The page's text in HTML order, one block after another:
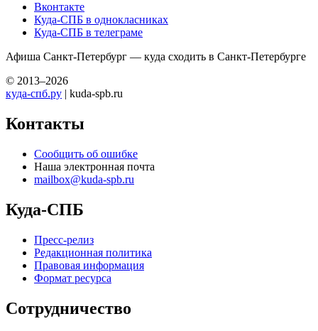
Вконтакте
Куда-СПБ в однокласниках
Куда-СПБ в телеграме
Афиша Санкт-Петербург — куда сходить в Санкт-Петербурге
© 2013–2026
куда-спб.ру | kuda-spb.ru
Контакты
Сообщить об ошибке
Наша электронная почта
mailbox@kuda-spb.ru
Куда-СПБ
Пресс-релиз
Редакционная политика
Правовая информация
Формат ресурса
Сотрудничество